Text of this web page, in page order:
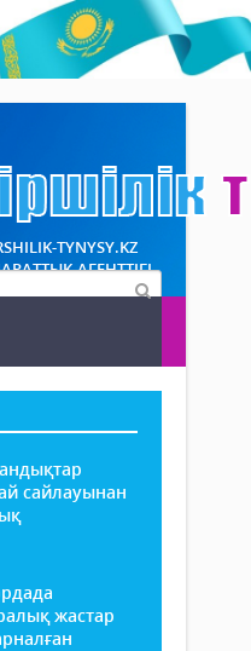
TYNYSY.KZ
АГЕНТТІГІ
сайлауынан
жастар